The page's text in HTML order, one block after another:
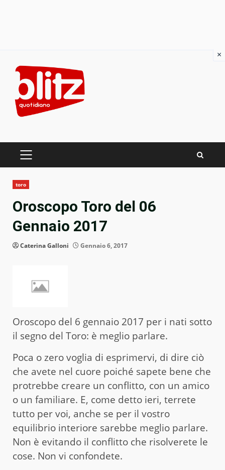
content
PRIMARY
toro
Oroscopo Toro del 06
Gennaio 2017
Caterina Galloni Gennaio 6, 2017
Oroscopo del 6 gennaio 2017 per i nati sotto
il segno del Toro: è meglio parlare.
Poca o zero voglia di esprimervi, di dire ciò
che avete nel cuore poiché sapete bene che
protrebbe creare un conflitto, con un amico
o un familiare. E, come detto ieri, terrete
tutto per voi, anche se per il vostro
equilibrio interiore sarebbe meglio parlare.
Non è evitando il conflitto che risolverete le
cose. Non vi confondete.
×